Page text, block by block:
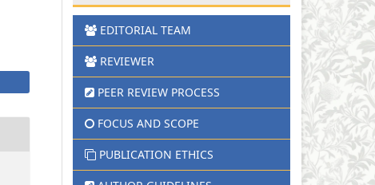
EDITORIAL TEAM
REVIEWER
PEER REVIEW PROCESS
FOCUS AND SCOPE
PUBLICATION ETHICS